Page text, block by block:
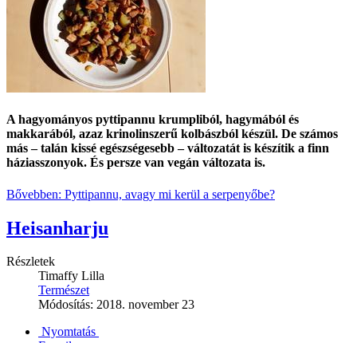
A hagyományos pyttipannu krumpliból, hagymából és
makkarából, azaz krinolinszerű kolbászból készül. De számos
más – talán kissé egészségesebb – változatát is készítik a finn
háziasszonyok. És persze van vegán változata is.
Bővebben: Pyttipannu, avagy mi kerül a serpenyőbe?
Heisanharju
Részletek
Timaffy Lilla
Természet
Módosítás: 2018. november 23
Nyomtatás